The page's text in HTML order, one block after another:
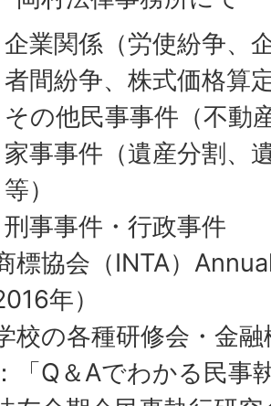
企業関係（労使紛争、
者間紛争、株式価格算
その他民事事件（不動
家事事件（遺産分割、
等）
刑事事件・行政事件
標協会（INTA）
年）
校の各種研修会・金
「Q＆Aでわかる民事